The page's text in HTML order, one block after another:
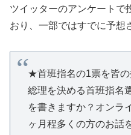
ツイッターのアンケートで
おり、一部ではすでに予想
★首班指名の1票を皆
総理を決める首班指名
を書きますか？オンラ
ヶ月程多くの方のお話